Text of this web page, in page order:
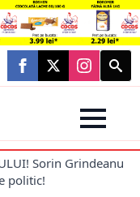
Search
for:
Sorin Grindeanu
politic!